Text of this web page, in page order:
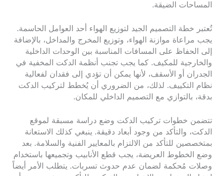
المساحات الضيقة.
تُعتبر خطة التصميم الجيد لتوزيع الهواء أحد العوامل الحاسمة.
يجب مراعاة موازنة الهواء، وتوزيع المخرج والمداخل، بالإضافة
إلى الحفاظ على المسافات المناسبة بين الوحدات الداخلية
والخارجية للمكيف. كما يجب تجنب أنظمة الدكت المخفية في
الجدران أو الأسقف، لأنها يمكن أن تؤدي إلى فقدان لفعالية
نظام التكييف. لذلك، من الضروري أن يُخطط لتركيب الدكت
بدقة، بالتوازي مع التصميم الداخلي للمكان.
تتضمن خطوات تركيب الدكت وضع دراسة مسبقة لموقع
الدكت، والتأكد من وجود أبعاد دقيقة. ينبغي كذلك الاستعانة
بمتخصصين للتأكد من الالتزام بالمعايير الفنية والسلامة. بعد
وضع الخطوط العريضة، يجب قطع الأنابيب وتجميعها باستخدام
وصلات مُحكمة لضمان عدم حدوث تسربات. يتطلب الأمر أيضاً